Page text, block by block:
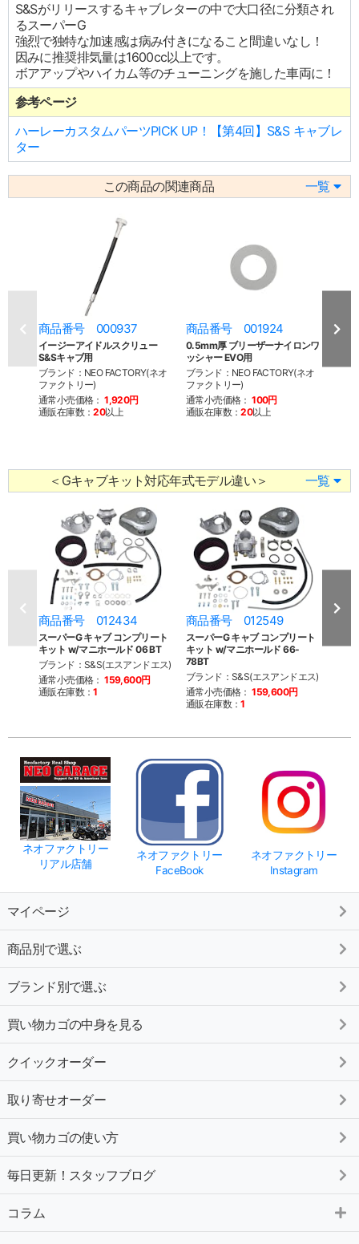
S&Sがリリースするキャブレターの中で大口径に分類され
るスーパーG
強烈で独特な加速感は病み付きになること間違いなし！
因みに推奨排気量は1600cc以上です。
ボアアップやハイカム等のチューニングを施した車両に！
参考ページ
ハーレーカスタムパーツPICK UP！【第4回】S&S キャブレ
ター
この商品の関連商品 一覧
商品番号 000937
イージーアイドルスクリュー
S&Sキャブ用
ブランド：NEO FACTORY(ネオ
ファクトリー)
通常小売価格： 1,920円
通販在庫数：20以上
商品番号 001924
0.5mm厚 ブリーザーナイロンワ
ッシャー EVO用
ブランド：NEO FACTORY(ネオ
ファクトリー)
通常小売価格： 100円
通販在庫数：20以上
商
＜Gキャブキット対応年式モデル違い＞ 一覧
商品番号 012434
スーパーG キャブ コンプリート
キット w/マニホールド 06 BT
ブランド：S&S(エスアンドエス)
通常小売価格： 159,600円
通販在庫数：1
商品番号 012549
スーパーG キャブ コンプリート
キット w/マニホールド 66-
78BT
ブランド：S&S(エスアンドエス)
通常小売価格： 159,600円
通販在庫数：1
キッ
ネオファクトリー
リアル店舗
ネオファクトリー
FaceBook
ネオファクトリー
Instagram
マイページ
商品別で選ぶ
ブランド別で選ぶ
買い物カゴの中身を見る
クイックオーダー
取り寄せオーダー
買い物カゴの使い方
毎日更新！スタッフブログ
コラム